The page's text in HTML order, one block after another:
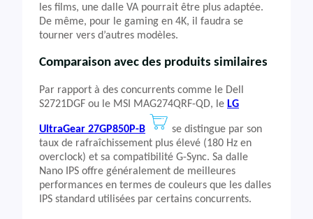
les films, une dalle VA pourrait être plus adaptée.
De même, pour le gaming en 4K, il faudra se
tourner vers d’autres modèles.
Comparaison avec des produits similaires
Par rapport à des concurrents comme le Dell
S2721DGF ou le MSI MAG274QRF-QD, le LG
UltraGear 27GP850P-B
se distingue par son
taux de rafraîchissement plus élevé (180 Hz en
overclock) et sa compatibilité G-Sync. Sa dalle
Nano IPS offre généralement de meilleures
performances en termes de couleurs que les dalles
IPS standard utilisées par certains concurrents.